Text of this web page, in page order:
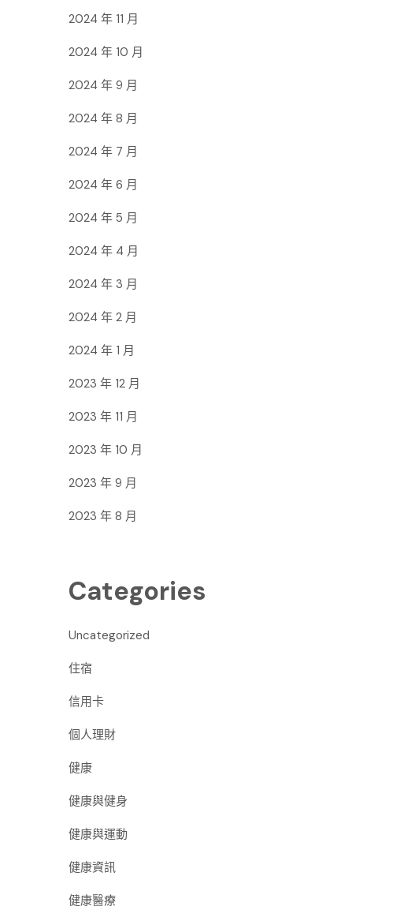
2024 年 11 月
2024 年 10 月
2024 年 9 月
2024 年 8 月
2024 年 7 月
2024 年 6 月
2024 年 5 月
2024 年 4 月
2024 年 3 月
2024 年 2 月
2024 年 1 月
2023 年 12 月
2023 年 11 月
2023 年 10 月
2023 年 9 月
2023 年 8 月
Categories
Uncategorized
住宿
信用卡
個人理財
健康
健康與健身
健康與運動
健康資訊
健康醫療